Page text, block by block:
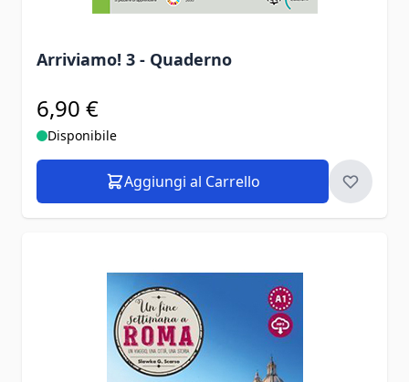
Arriviamo! 3 - Quaderno
6,90 €
Disponibile
Aggiungi al Carrello